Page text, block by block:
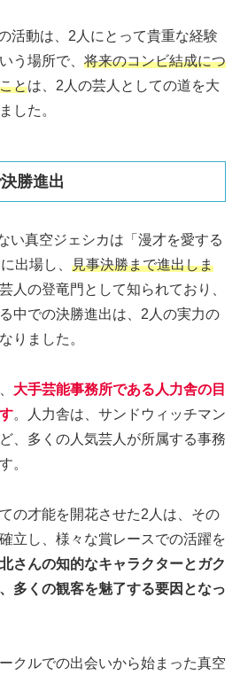
活動は、2人にとって貴重な経験
う場所で、 将来のコンビ結成につ
とは、2人の芸人としての道を大
した。
勝進出
い真空ジェシカは「漫才を愛する
出場し、 見事決勝まで進出しま
人の登竜門として知られており、
中での決勝進出は、2人の実力の
りました。
大手芸能事務所である人力舎の目
。人力舎は、サンドウィッチマン
、多くの人気芸人が所属する事務
。
の才能を開花させた2人は、その
立し、様々な賞レースでの活躍を
さんの知的なキャラクターとガク
多くの観客を魅了する要因となっ
クルでの出会いから始まった真空